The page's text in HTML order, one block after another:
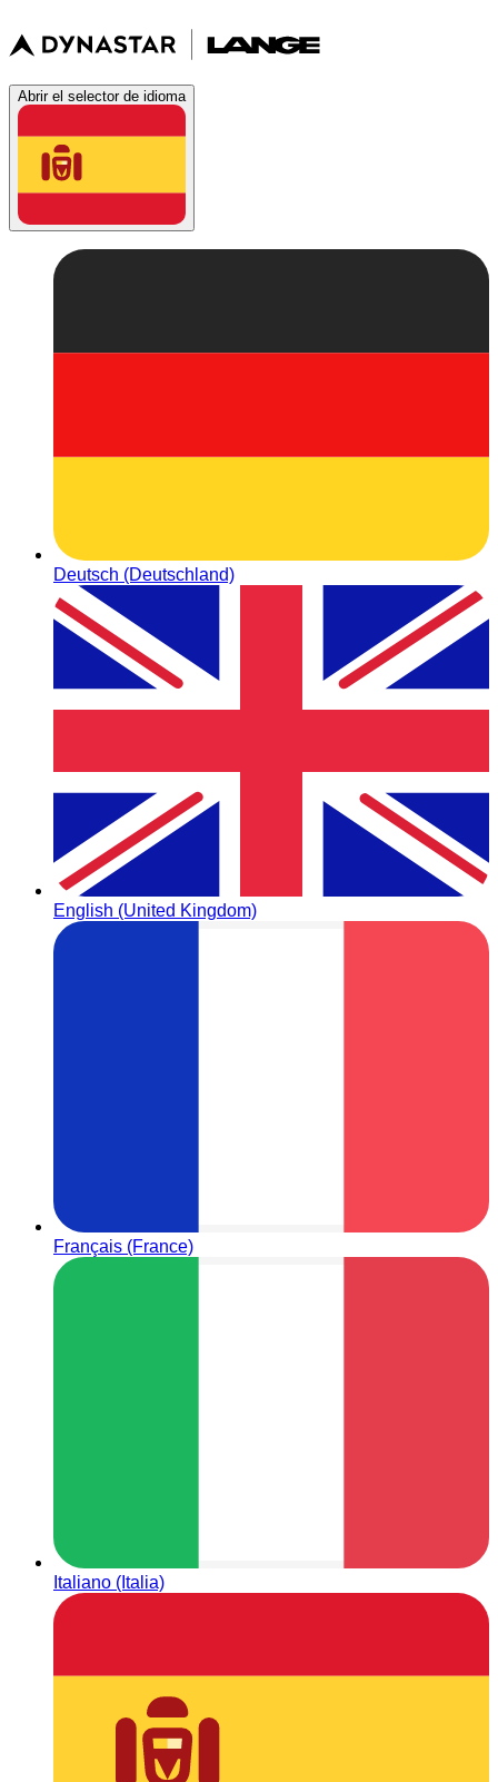
Abrir el selector de idioma
Deutsch (Deutschland)
English (United Kingdom)
Français (France)
Italiano (Italia)